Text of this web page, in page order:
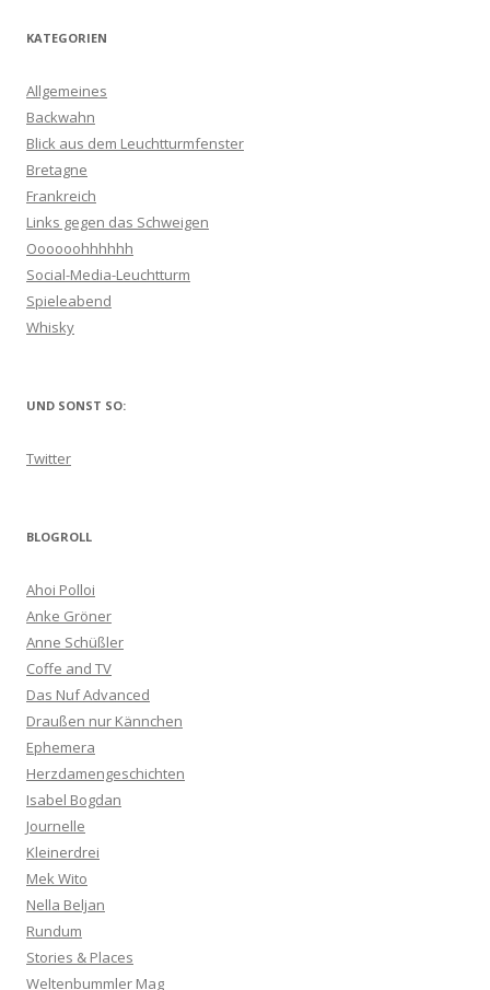
KATEGORIEN
Allgemeines
Backwahn
Blick aus dem Leuchtturmfenster
Bretagne
Frankreich
Links gegen das Schweigen
Oooooohhhhhh
Social-Media-Leuchtturm
Spieleabend
Whisky
UND SONST SO:
Twitter
BLOGROLL
Ahoi Polloi
Anke Gröner
Anne Schüßler
Coffe and TV
Das Nuf Advanced
Draußen nur Kännchen
Ephemera
Herzdamengeschichten
Isabel Bogdan
Journelle
Kleinerdrei
Mek Wito
Nella Beljan
Rundum
Stories & Places
Weltenbummler Mag